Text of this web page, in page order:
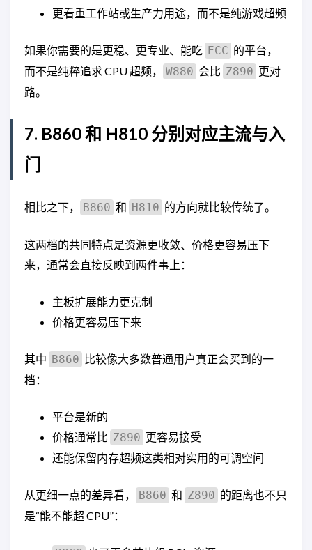
更看重工作站或生产力用途，而不是纯游戏超频
如果你需要的是更稳、更专业、能吃 ECC 的平台，
而不是纯粹追求 CPU 超频，
W880 会比 Z890 更对
路。
7. B860 和 H810 分别对应主流与入
门
相比之下， B860 和 H810 的方向就比较传统了。
这两档的共同特点是资源更收敛、价格更容易压下
来，通常会直接反映到两件事上：
主板扩展能力更克制
价格更容易压下来
其中 B860 比较像大多数普通用户真正会买到的一
档：
平台是新的
价格通常比 Z890 更容易接受
还能保留内存超频这类相对实用的可调空间
从更细一点的差异看， B860 和 Z890 的距离也不只
是“能不能超 CPU”：